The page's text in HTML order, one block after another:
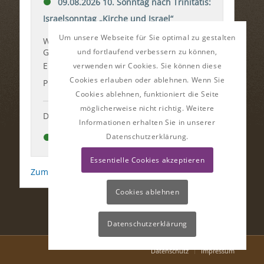
Datenschutz Impressum
Um unsere Webseite für Sie optimal zu gestalten
und fortlaufend verbessern zu können,
verwenden wir Cookies. Sie können diese
Cookies erlauben oder ablehnen. Wenn Sie
Cookies ablehnen, funktioniert die Seite
möglicherweise nicht richtig. Weitere
Informationen erhalten Sie in unserer
Datenschutzerklärung.
Essentielle Cookies akzeptieren
Cookies ablehnen
Datenschutzerklärung